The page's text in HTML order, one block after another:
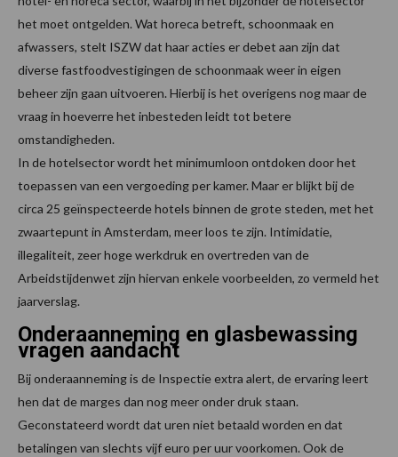
het moet ontgelden. Wat horeca betreft, schoonmaak en
afwassers, stelt ISZW dat haar acties er debet aan zijn dat
diverse fastfoodvestigingen de schoonmaak weer in eigen
beheer zijn gaan uitvoeren. Hierbij is het overigens nog maar de
vraag in hoeverre het inbesteden leidt tot betere
omstandigheden.
In de hotelsector wordt het minimumloon ontdoken door het
toepassen van een vergoeding per kamer. Maar er blijkt bij de
circa 25 geïnspecteerde hotels binnen de grote steden, met het
zwaartepunt in Amsterdam, meer loos te zijn. Intimidatie,
illegaliteit, zeer hoge werkdruk en overtreden van de
Arbeidstijdenwet zijn hiervan enkele voorbeelden, zo vermeld het
jaarverslag.
Onderaanneming en glasbewassing
vragen aandacht
Bij onderaanneming is de Inspectie extra alert, de ervaring leert
hen dat de marges dan nog meer onder druk staan.
Geconstateerd wordt dat uren niet betaald worden en dat
betalingen van slechts vijf euro per uur voorkomen. Ook de